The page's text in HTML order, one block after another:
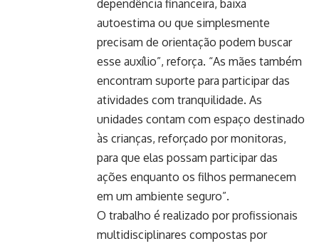
dependência financeira, baixa
autoestima ou que simplesmente
precisam de orientação podem buscar
esse auxílio”, reforça. “As mães também
encontram suporte para participar das
atividades com tranquilidade. As
unidades contam com espaço destinado
às crianças, reforçado por monitoras,
para que elas possam participar das
ações enquanto os filhos permanecem
em um ambiente seguro”.
O trabalho é realizado por profissionais
multidisciplinares compostas por